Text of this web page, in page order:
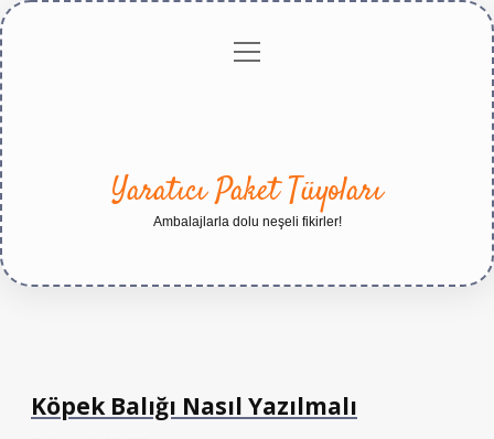
Gizlilikmenüyü
Yaratıcı Paket Tüyoları
Ambalajlarla dolu neşeli fikirler!
Köpek Balığı Nasıl Yazılmalı